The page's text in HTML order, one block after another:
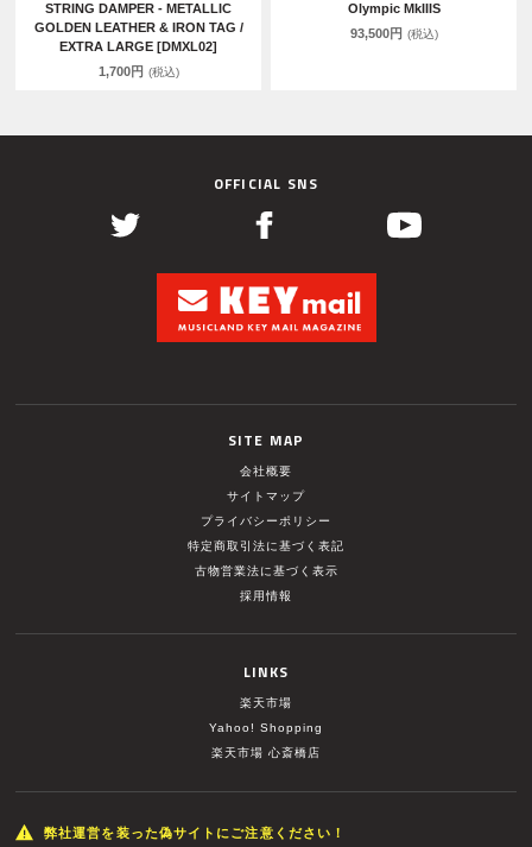
STRING DAMPER - METALLIC
GOLDEN LEATHER & IRON TAG /
EXTRA LARGE [DMXL02]
1,700円 (税込)
Olympic MkIIIS
93,500円 (税込)
OFFICIAL SNS
SITE MAP
会社概要
サイトマップ
プライバシーポリシー
特定商取引法に基づく表記
古物営業法に基づく表示
採用情報
LINKS
楽天市場
Yahoo! Shopping
楽天市場 心斎橋店
弊社運営を装った偽サイトにご注意ください！